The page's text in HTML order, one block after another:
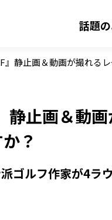
話題
静止画＆動画が撮れる
止画＆動画
？
ゴルフ作家が4ラ